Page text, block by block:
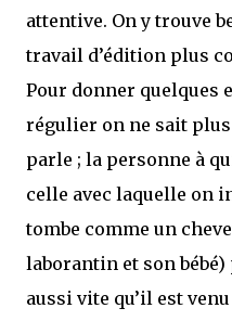
attentive. On y trouve
travail d’édition plus
Pour donner quelques
régulier on ne sait
parle ; la personne à
celle avec laquelle on
tombe comme un
laborantin et son
aussi vite qu’il est